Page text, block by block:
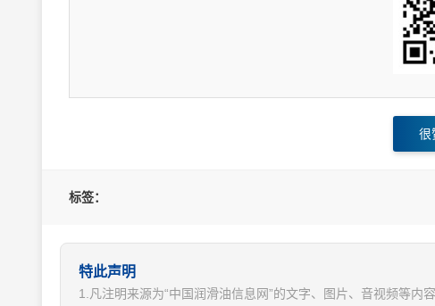
很
标签：
特此声明
1.凡注明来源为“中国润滑油信息网”的文字、图片、音视频等